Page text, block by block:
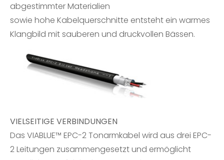
abgestimmter Materialien
sowie hohe Kabelquerschnitte entsteht ein warmes
Klangbild mit sauberen und druckvollen Bässen.
VIELSEITIGE VERBINDUNGEN
Das VIABLUE™ EPC-2Tonarmkabel wird aus drei EPC-
2 Leitungen zusammengesetzt und ermöglicht